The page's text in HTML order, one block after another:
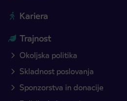
Kariera
Trajnost
Okoljska politika
Skladnost poslovanja
Sponzorstva in donacije